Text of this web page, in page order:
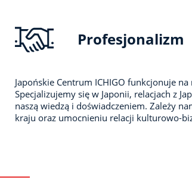
Profesjonalizm
Japońskie Centrum ICHIGO funkcjonuje
Specjalizujemy się w Japonii, relacjach z
naszą wiedzą i doświadczeniem. Zależy
kraju oraz umocnieniu relacji kulturowo-